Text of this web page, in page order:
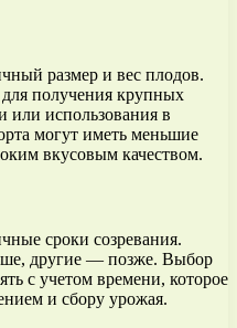
размер и вес плодов.
получения крупных
или использования в
могут иметь меньшие
вкусовым качеством.
сроки созревания.
другие — позже. Выбор
с учетом времени, которое
и сбору урожая.